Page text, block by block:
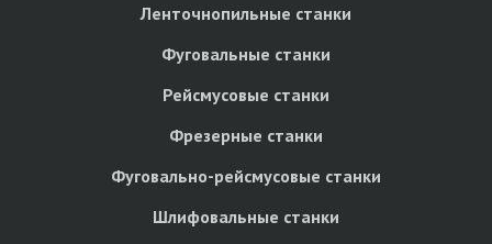
Ленточнопильные станки
Фуговальные станки
Рейсмусовые станки
Фрезерные станки
Фуговально-рейсмусовые станки
Шлифовальные станки